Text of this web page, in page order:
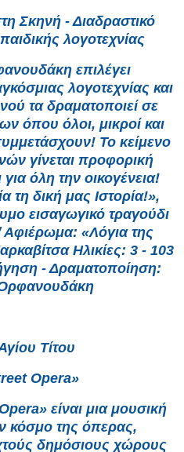
Σκηνή - Διαδραστικό
λογοτεχνίας
επιλέγει
λογοτεχνίας και
τα δραματοποιεί σε
όπου όλοι, μικροί και
Το κείμενο
γίνεται προφορική
όλη την οικογένεια!
τη δική μας Ιστορία!»,
εισαγωγικό τραγούδι
Αφιέρωμα: «Λόγια της
Ηλικίες: 3 - 103
- Δραματοποίηση:
Τίτου
Opera»
είναι μια μουσική
κόσμο της όπερας,
δημόσιους χώρους